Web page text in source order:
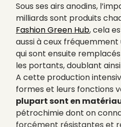
Sous ses airs anodins,
milliards sont produits
Fashion Green Hub, cela
aussi à ceux
qui sont ensuite
les portants, doublant
A cette production
formes et leurs fonctions
plupart sont en
pétrochimie dont on